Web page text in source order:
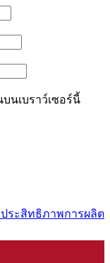
นเบราว์เซอร์นี้
ระสิทธิภาพการผลิต